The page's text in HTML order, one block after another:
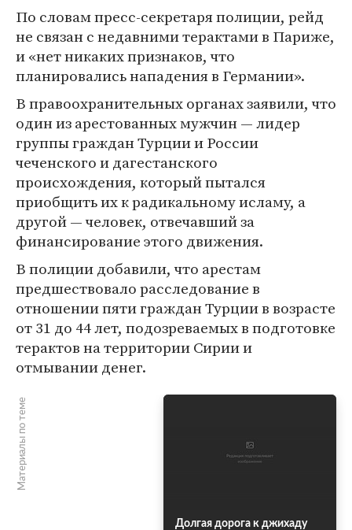
По словам пресс-секретаря полиции, рейд
не связан с недавними терактами в Париже,
и «нет никаких признаков, что
планировались нападения в Германии».
В правоохранительных органах заявили, что
один из арестованных мужчин — лидер
группы граждан Турции и России
чеченского и дагестанского
происхождения, который пытался
приобщить их к радикальному исламу, а
другой — человек, отвечавший за
финансирование этого движения.
В полиции добавили, что арестам
предшествовало расследование в
отношении пяти граждан Турции в возрасте
от 31 до 44 лет, подозреваемых в подготовке
терактов на территории Сирии и
отмывании денег.
Материалы по теме
Долгая дорога к джихаду